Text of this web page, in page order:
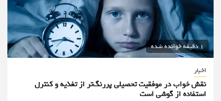
1 دقیقه خوانده شده
اخبار
نقش خواب در موفقیت تحصیلی پررنگ‌تر از تغذیه و کنترل
استفاده از گوشی است